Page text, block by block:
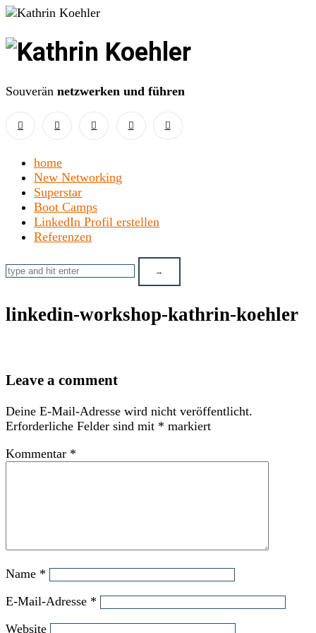
Kathrin
Koehler
Souverän netzwerken und führen
home
New Networking
Superstar
Boot Camps
LinkedIn Profil erstellen
Referenzen
linkedin-workshop-kathrin-koehler
Leave a comment
Deine E-Mail-Adresse wird nicht veröffentlicht.
Erforderliche Felder sind mit * markiert
Kommentar *
Name *
E-Mail-Adresse *
Website